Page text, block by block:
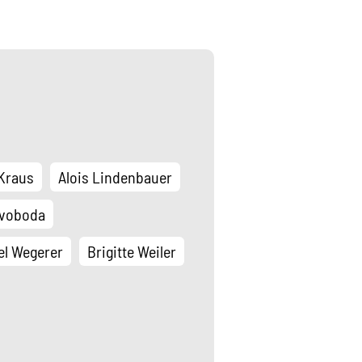
Alois Lindenbauer
Wegerer
Brigitte Weiler